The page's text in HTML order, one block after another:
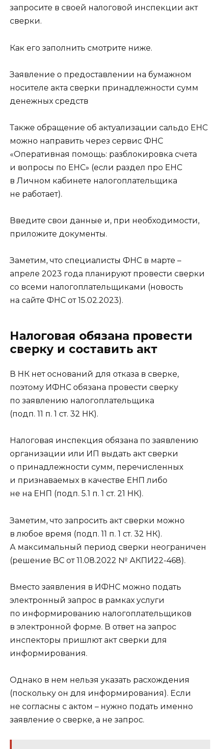
запросите в своей налоговой инспекции акт
сверки.
Как его заполнить смотрите ниже.
Заявление о предоставлении на бумажном
носителе акта сверки принадлежности сумм
денежных средств
Также обращение об актуализации сальдо ЕНС
можно направить через сервис ФНС
«Оперативная помощь: разблокировка счета
и вопросы по ЕНС» (если раздел про ЕНС
в Личном кабинете налогоплательщика
не работает).
Введите свои данные и, при необходимости,
приложите документы.
Заметим, что специалисты ФНС в марте –
апреле 2023 года планируют провести сверки
со всеми налогоплательщиками (новость
на сайте ФНС от 15.02.2023).
Налоговая обязана провести
сверку и составить акт
В НК нет оснований для отказа в сверке,
поэтому ИФНС обязана провести сверку
по заявлению налогоплательщика
(подп. 11 п. 1 ст. 32 НК).
Налоговая инспекция обязана по заявлению
организации или ИП выдать акт сверки
о принадлежности сумм, перечисленных
и признаваемых в качестве ЕНП либо
не на ЕНП (подп. 5.1 п. 1 ст. 21 НК).
Заметим, что запросить акт сверки можно
в любое время (подп. 11 п. 1 ст. 32 НК).
А максимальный период сверки неограничен
(решение ВС от 11.08.2022 № АКПИ22-468).
Вместо заявления в ИФНС можно подать
электронный запрос в рамках услуги
по информированию налогоплательщиков
в электронной форме. В ответ на запрос
инспекторы пришлют акт сверки для
информирования.
Однако в нем нельзя указать расхождения
(поскольку он для информирования). Если
не согласны с актом – нужно подать именно
заявление о сверке, а не запрос.